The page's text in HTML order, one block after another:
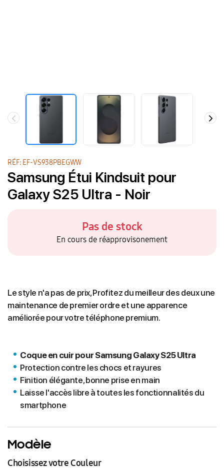
RÉF: EF-VS938PBEGWW
Samsung Étui Kindsuit pour
Galaxy S25 Ultra - Noir
Pas de stock
En cours de réapprovisonement
Le style n'a pas de prix, Profitez du meilleur des deux une
maintenance de premier ordre et une apparence
améliorée pour votre téléphone premium.
Coque en cuir pour Samsung Galaxy S25 Ultra
Protection contre les chocs et rayures
Finition élégante, bonne prise en main
Laisse l'accès libre à toutes les fonctionnalités du
smartphone
Modèle
Choisissez votre Couleur